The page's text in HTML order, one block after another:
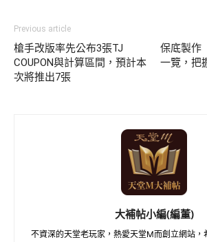
Previous article
槍手改版率先公布3張TJ
COUPON與計算區間，預計本
次將推出7張
保底製作
一覽，把
大補帖小編(編董)
不資深的天堂老玩家，熱愛天堂M而創立網站，